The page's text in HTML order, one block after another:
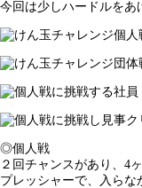
今回は少しハードルをあ
◎個人戦
２回チャンスがあり、4
プレッシャーで、入らな